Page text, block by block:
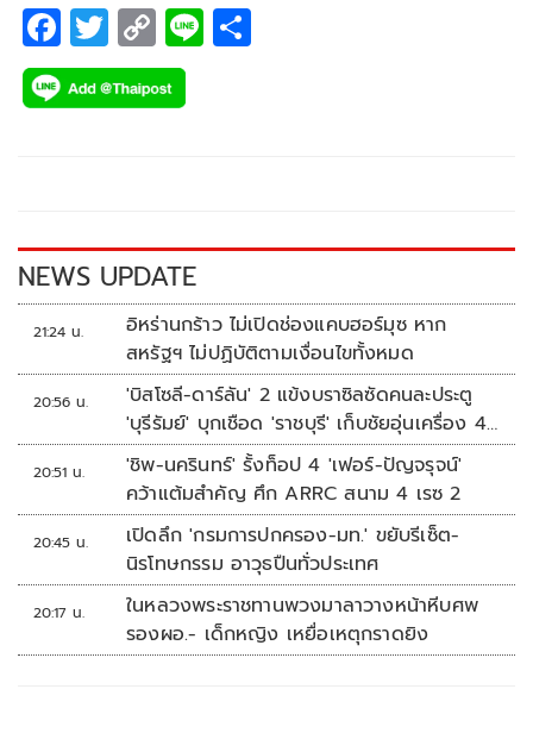
F
ac
e
k
T
wi
tt
C
o
p
k
Li
NEWS UPDATE
21:24 น.
อิหร่านกร้าว ไม่เปิดช่องแคบฮอร์มุซ หาก
สหรัฐฯ ไม่ปฏิบัติตามเงื่อนไขทั้งหมด
20:56 น.
'บิสโซลี-ดาร์ลัน' 2 แข้งบราซิลซัดคนละประตู
'บุรีรัมย์' บุกเชือด 'ราชบุรี' เก็บชัยอุ่นเครื่อง 4
นัดรวด
20:51 น.
'ชิพ-นครินทร์' รั้งท็อป 4 'เฟอร์-ปัญจรุจน์'
คว้าแต้มสำคัญ ศึก ARRC สนาม 4 เรซ 2
20:45 น.
เปิดลึก 'กรมการปกครอง-มท.' ขยับรีเซ็ต-
นิรโทษกรรม อาวุธปืนทั่วประเทศ
20:17 น.
ในหลวงพระราชทานพวงมาลาวางหน้าหีบศพ
รองผอ.- เด็กหญิง เหยื่อเหตุกราดยิง